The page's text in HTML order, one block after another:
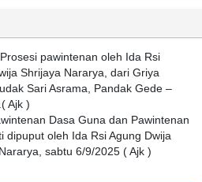
Dasa Guna dan Pawintenan
dipuput oleh Ida Rsi Agung Dwija
sabtu 6/9/2025 ( Ajk )